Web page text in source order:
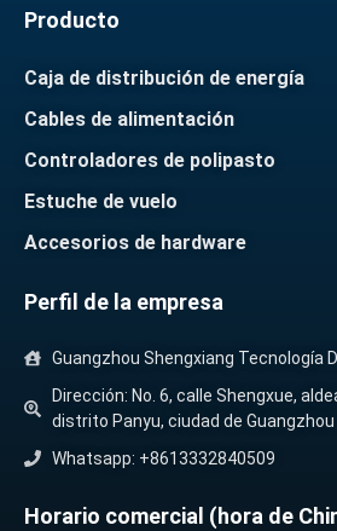
Producto
Caja de distribución de energía
Cables de alimentación
Controladores de polipasto
Estuche de vuelo
Accesorios de hardware
Perfil de la empresa
Guangzhou Shengxiang Tecnología
Dirección: No. 6, calle Shengxue,
distrito Panyu, ciudad de Guangzhou
Whatsapp: +8613332840509
Horario comercial (hora de